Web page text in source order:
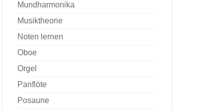
Mundharmonika
Musiktheorie
Noten lernen
Oboe
Orgel
Panflöte
Posaune